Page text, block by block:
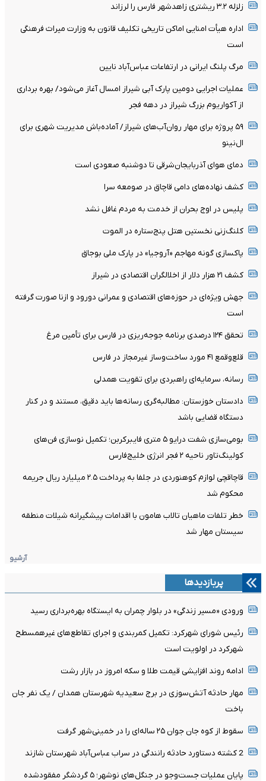
زلزله ۳.۲ ریشتری زاهدشهر فارس را لرزاند
اداره هیأت امنایی اماکن تاریخی تکلیف قانون به وزارت میراث فرهنگی
است
مرگ پلنگ ایرانی در ارتفاعات عباس‌آباد نایین
عملیات اجرایی دومین پارک آبی شیراز امسال آغاز می‌شود/ بهره برداری
از آکواریوم بزرگ شیراز در دهه فجر
۵۹ پروژه برای مهار روان‌آب‌های شیراز/ آماده‌باش مدیریت شهری برای
ال‌نینو
دمای هوای آذربایجان‌شرقی تا دوشنبه صعودی است
کشف نهاده‌های دامی قاچاق در صومعه سرا
پلیس در اوج بحران از خدمت به مردم غافل نشد
کلنگ‌زنی نخستین هتل پنج‌ستاره در الموت
پاکسازی گونه مهاجم «آروجیا» در پارک ملی بوجاق
کشف ۲۱ هزار دلار از اخلالگران اقتصادی در شیراز
جهش ویژه‌ای در حوزه‌های اقتصادی و عمرانی دورود و ازنا صورت گرفته
است
تحقق ۱۲۴ درصدی برنامه جوجه‌ریزی در فارس برای تأمین مرغ
قلع‌وقمع ۴۱ مورد ساخت‌وساز غیرمجاز در فارس
رسانه، سرمایه‌ای راهبردی برای تقویت همدلی
دادستان خوزستان: مطالبه‌گری رسانه‌ها باید دقیق، مستند و در کنار
دستگاه قضایی باشد
بومی‌سازی شفت درایو ۵ متری فایبرکربن؛ تکمیل نوسازی فن‌های
کولینگ‌تاور ناحیه ۲ فجر انرژی خلیج‌فارس
قاچاقچی لوازم کوهنوردی در جلفا به پرداخت ۲.۵ میلیارد ریال جریمه
محکوم شد
خطر تلفات ماهیان تالاب هامون با اقدامات پیشگیرانه شیلات منطقه
سیستان مهار شد
آرشیو
پربازدیدها
ورودی «مسیر زندگی» در بلوار چمران به ایستگاه بهره‌برداری رسید
رئیس شورای شهرکرد: تکمیل کمربندی و اجرای تقاطع‌های غیرهمسطح
شهرکرد در اولویت است
ادامه روند افزایشی قیمت طلا و سکه امروز در بازار رشت
مهار حادثه آتش‌سوزی در برج سعیدیه شهرستان همدان / یک نفر جان
باخت
سقوط از کوه جان جوان ۲۵ ساله‌ای را در خمینی‌شهر گرفت
2 کشته دستاورد حادثه رانندگی در سراب عباس‌آباد شهرستان شازند
پایان عملیات جست‌وجو در جنگل‌های نوشهر؛ ۵ گردشگر مفقودشده